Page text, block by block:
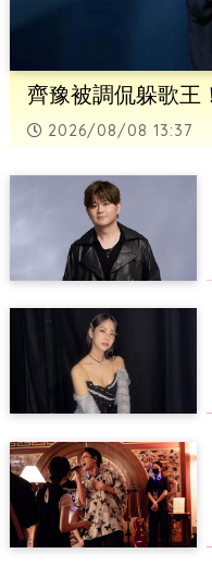
齊豫被調侃躲歌王
2026/08/08 13:37